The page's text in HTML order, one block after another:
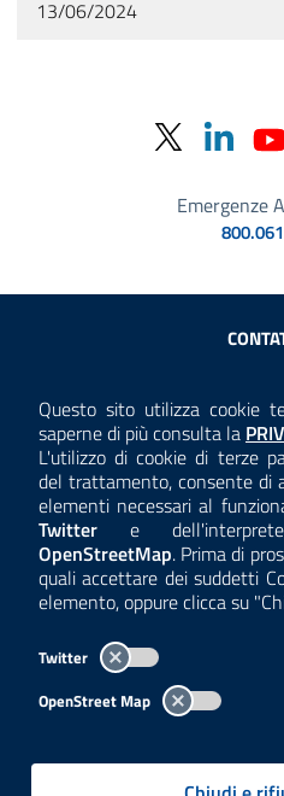
Questo sito utilizza cookie
saperne di più consulta la
L'utilizzo di cookie di terze
del trattamento, consente di
elementi necessari al
Twitter e
OpenStreetMap. Prima di
quali accettare dei suddetti
elemento, oppure clicca su
Twitter
OpenStreet Map
13/06/2024
Emergenze
Sezione Link
COOKIE E
TEMI
Per l'utilizzo del logo e dei dati
consultabile a